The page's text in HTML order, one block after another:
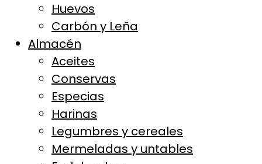
Huevos
Carbón y Leña
Almacén
Aceites
Conservas
Especias
Harinas
Legumbres y cereales
Mermeladas y untables